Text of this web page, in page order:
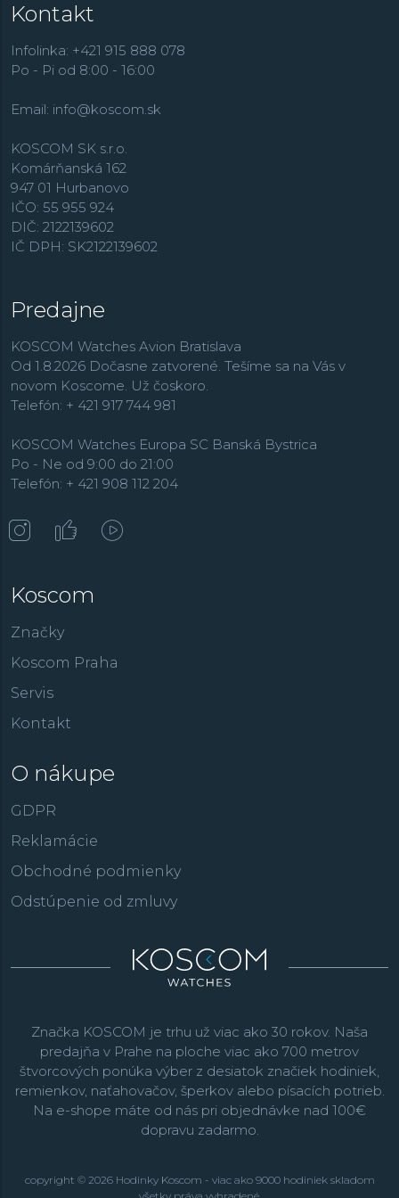
minimalistický dizajn a v neposlednom rade
ako 50 rokov. Od roku 2020 je spoločnosť Mondaine
jednou z prvých hodinárskych značiek na svete, ktoré sú
3R –Reduce, Reuse a Recycle
vyrábané s pomocou zelenej energie, ale ešte sa na ich
výrobu používajú udržateľné materiály, ako napríklad
vegánske pásky z recyklovaných materiálov.
Kontakt
Infolinka: +421 915 888 078
Po - Pi od 8:00 - 16:00
Email: info@koscom.sk
KOSCOM SK s.r.o.
Komárňanská 162
947 01 Hurbanovo
IČO: 55 955 924
DIČ: 2122139602
IČ DPH: SK2122139602
Predajne
KOSCOM Watches Avion Bratislava
Od 1.8.2026 Dočasne zatvorené. Tešíme sa na Vás v
novom Koscome. Už čoskoro.
Telefón: + 421 917 744 981
KOSCOM Watches Europa SC Banská Bystrica
Po - Ne od 9:00 do 21:00
Telefón: + 421 908 112 204
Koscom
Značky
Koscom Praha
Servis
Kontakt
O nákupe
GDPR
Reklamácie
Obchodné podmienky
Odstúpenie od zmluvy
Značka KOSCOM je trhu už viac ako 30 rokov. Naša
predajňa v Prahe na ploche viac ako 700 metrov
štvorcových ponúka výber z desiatok značiek hodiniek,
remienkov, naťahovačov, šperkov alebo písacích potrieb.
Na e-shope máte od nás pri objednávke nad 100€
dopravu zadarmo.
copyright © 2026 Hodinky Koscom - viac ako 9000 hodiniek skladom